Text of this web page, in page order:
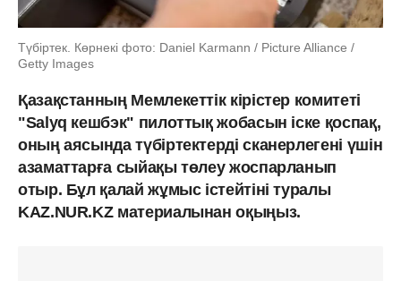
Түбіртек. Көрнекі фото: Daniel Karmann / Picture Alliance /
Getty Images
Қазақстанның Мемлекеттік кірістер комитеті
"Salyq кешбэк" пилоттық жобасын іске қоспақ,
оның аясында түбіртектерді сканерлегені үшін
азаматтарға сыйақы төлеу жоспарланып
отыр. Бұл қалай жұмыс істейтіні туралы
KAZ.NUR.KZ материалынан оқыңыз.